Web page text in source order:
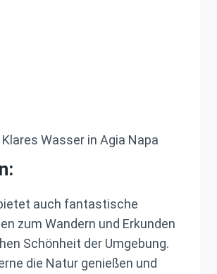
Wasser in Agia Napa
auch fantastische
zum Wandern und Erkunden
Schönheit der Umgebung.
die Natur genießen und